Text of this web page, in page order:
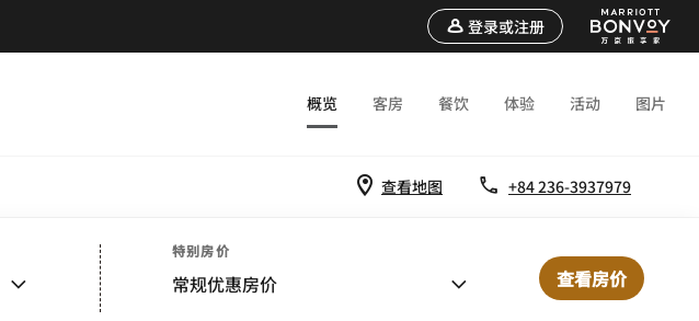
登录或注册
概览 客房 餐饮 体验 活动 图片
查看地图 +84 236-3937979
特别房价
常规优惠房价 查看房价